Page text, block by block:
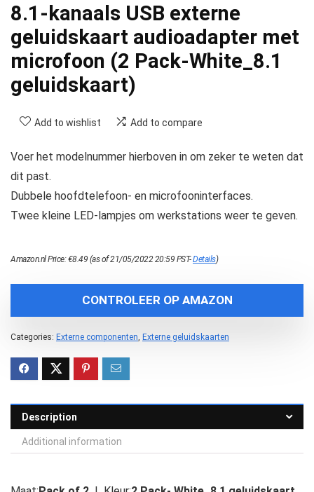
8.1-kanaals USB externe
geluidskaart audioadapter met
microfoon (2 Pack-White_8.1
geluidskaart)
Add to wishlist Add to compare
Voer het modelnummer hierboven in om zeker te weten dat
dit past.
Dubbele hoofdtelefoon- en microfooninterfaces.
Twee kleine LED-lampjes om werkstations weer te geven.
Amazon.nl Price:€8.49 (as of 21/05/2022 20:59 PST-Details)
CONTROLEER OP AMAZON
Categories: Externe componenten Externe geluidskaarten
Description
Additional information